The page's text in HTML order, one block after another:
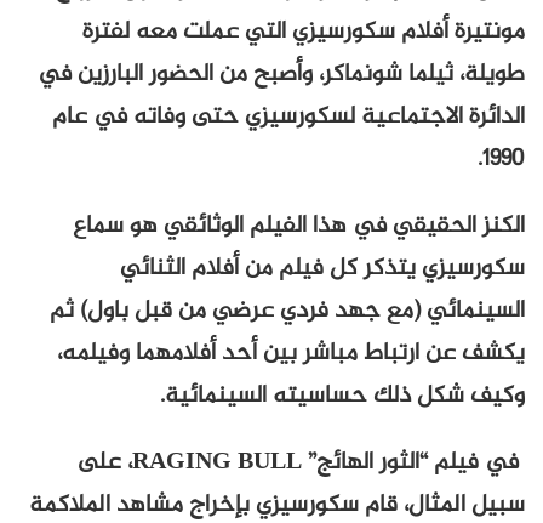
مونتيرة أفلام سكورسيزي التي عملت معه لفترة
طويلة، ثيلما شونماكر، وأصبح من الحضور البارزين في
الدائرة الاجتماعية لسكورسيزي حتى وفاته في عام
1990.
الكنز الحقيقي في هذا الفيلم الوثائقي هو سماع
سكورسيزي يتذكر كل فيلم من أفلام الثنائي
السينمائي (مع جهد فردي عرضي من قبل باول) ثم
يكشف عن ارتباط مباشر بين أحد أفلامهما وفيلمه،
وكيف شكل ذلك حساسيته السينمائية.
في فيلم “الثور الهائج” RAGING BULL، على
سبيل المثال، قام سكورسيزي بإخراج مشاهد الملاكمة